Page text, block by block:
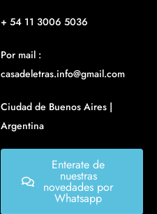
+ 54 11 3006 5036
Por mail :
casadeletras.info@gmail.com
Ciudad de Buenos Aires |
Argentina
Enterate de
nuestras
novedades por
Whatsapp